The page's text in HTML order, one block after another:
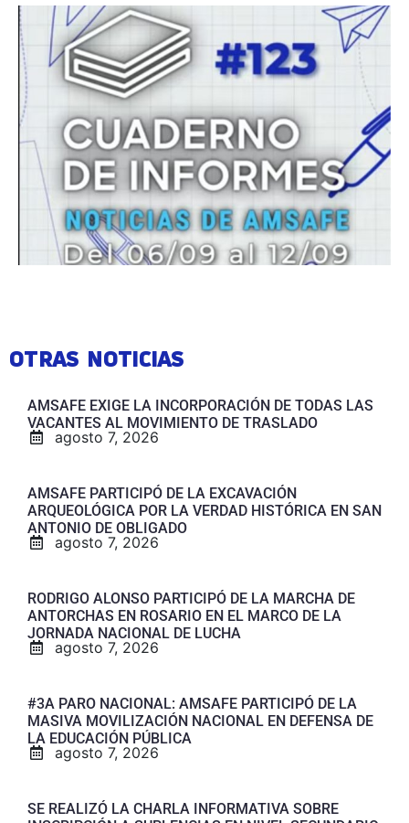
OTRAS NOTICIAS
AMSAFE EXIGE LA INCORPORACIÓN DE TODAS LAS
VACANTES AL MOVIMIENTO DE TRASLADO
agosto 7, 2026
AMSAFE PARTICIPÓ DE LA EXCAVACIÓN
ARQUEOLÓGICA POR LA VERDAD HISTÓRICA EN SAN
ANTONIO DE OBLIGADO
agosto 7, 2026
RODRIGO ALONSO PARTICIPÓ DE LA MARCHA DE
ANTORCHAS EN ROSARIO EN EL MARCO DE LA
JORNADA NACIONAL DE LUCHA
agosto 7, 2026
#3A PARO NACIONAL: AMSAFE PARTICIPÓ DE LA
MASIVA MOVILIZACIÓN NACIONAL EN DEFENSA DE
LA EDUCACIÓN PÚBLICA
agosto 7, 2026
SE REALIZÓ LA CHARLA INFORMATIVA SOBRE